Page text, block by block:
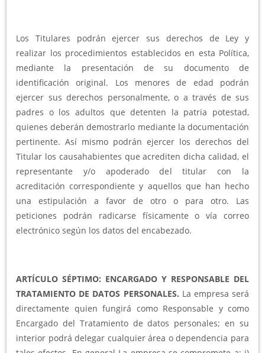
Los Titulares podrán ejercer sus derechos de Ley y
realizar los procedimientos establecidos en esta Política,
mediante la presentación de su documento de
identificación original. Los menores de edad podrán
ejercer sus derechos personalmente, o a través de sus
padres o los adultos que detenten la patria potestad,
quienes deberán demostrarlo mediante la documentación
pertinente. Así mismo podrán ejercer los derechos del
Titular los causahabientes que acrediten dicha calidad, el
representante y/o apoderado del titular con la
acreditación correspondiente y aquellos que han hecho
una estipulación a favor de otro o para otro. Las
peticiones podrán radicarse físicamente o vía correo
electrónico según los datos del encabezado.
ARTÍCULO SÉPTIMO: ENCARGADO Y RESPONSABLE DEL
TRATAMIENTO DE DATOS PERSONALES. La empresa será
directamente quien fungirá como Responsable y como
Encargado del Tratamiento de datos personales; en su
interior podrá delegar cualquier área o dependencia para